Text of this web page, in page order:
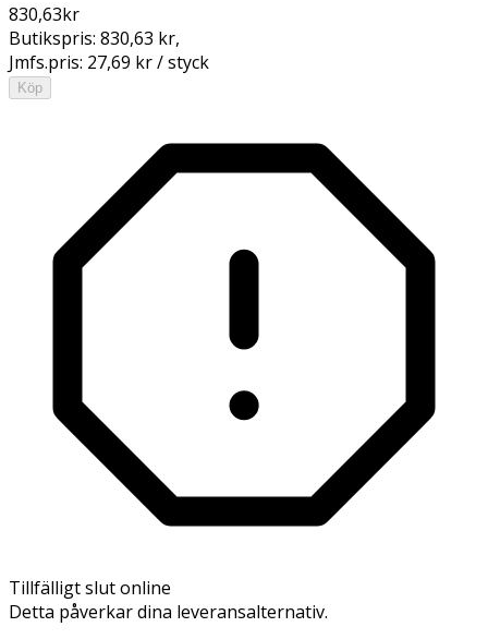
830,63kr
Butikspris: 830,63 kr,
Jmfs.pris: 27,69 kr / styck
Köp
Tillfälligt slut online
Detta påverkar dina leveransalternativ.